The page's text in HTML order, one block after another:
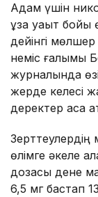
Адам үшін
ұзақ уақыт
дейінгі
неміс ғалымы
журналында
жерде келесі
деректер аса
Зерттеулердің
өлімге әкеле
дозасы дене
6,5 мг бастап